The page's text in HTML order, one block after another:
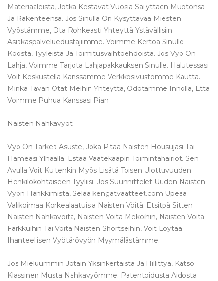
Materiaaleista, Jotka Kestävät Vuosia Säilyttäen Muotonsa
Ja Rakenteensa. Jos Sinulla On Kysyttävää Miesten
Vyöstämme, Ota Rohkeasti Yhteyttä Ystävällisiin
Asiakaspalveluedustajiimme. Voimme Kertoa Sinulle
Koosta, Tyyleistä Ja Toimitusvaihtoehdoista. Jos Vyö On
Lahja, Voimme Tarjota Lahjapakkauksen Sinulle. Halutessasi
Voit Keskustella Kanssamme Verkkosivustomme Kautta.
Minkä Tavan Otat Meihin Yhteyttä, Odotamme Innolla, Että
Voimme Puhua Kanssasi Pian.
Naisten Nahkavyöt
Vyö On Tärkeä Asuste, Joka Pitää Naisten Housujasi Tai
Hameasi Ylhäällä. Estää Vaatekaapin Toimintahäiriöt. Sen
Avulla Voit Kuitenkin Myös Lisätä Toisen Ulottuvuuden
Henkilökohtaiseen Tyyliisi. Jos Suunnittelet Uuden Naisten
Vyön Hankkimista, Selaa kengatvaatteet.com Upeaa
Valikoimaa Korkealaatuisia Naisten Vöitä. Etsitpä Sitten
Naisten Nahkavöitä, Naisten Vöitä Mekoihin, Naisten Vöitä
Farkkuihin Tai Vöitä Naisten Shortseihin, Voit Löytää
Ihanteellisen Vyötärövyön Myymälästämme.
Jos Mieluummin Jotain Yksinkertaista Ja Hillittyä, Katso
Klassinen Musta Nahkavyömme. Patentoidusta Aidosta